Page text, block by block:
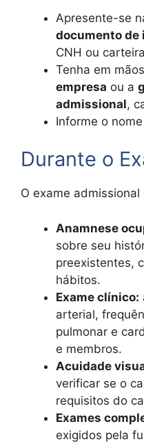
Apresente-se
documento de
CNH ou
Tenha em
empresa ou a
admissional,
Informe o
Durante o
O exame
Anamnese
sobre seu
preexistentes,
hábitos.
Exame clínico:
arterial,
pulmonar e
e membros.
Acuidade
verificar se o
requisitos do
Exames
exigidos pela